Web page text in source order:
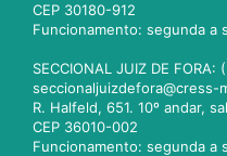
CEP 30180-912
Funcionamento: segunda a
SECCIONAL JUIZ DE FORA:
seccionaljuizdefora@cress-
R. Halfeld, 651. 10º andar,
CEP 36010-002
Funcionamento: segunda a